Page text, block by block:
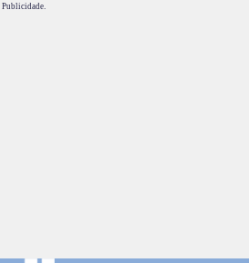
Publicidade.